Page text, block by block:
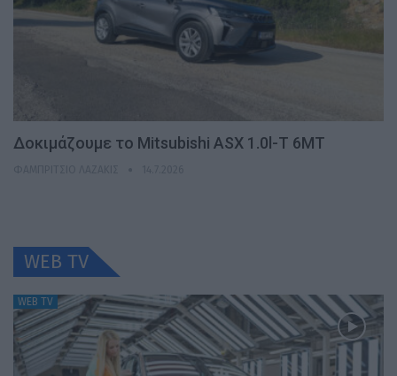
Δοκιμάζουμε το Mitsubishi ASX 1.0l-T 6MT
WEB TV
WEB TV